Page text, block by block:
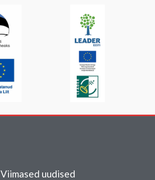
Viimased uudised